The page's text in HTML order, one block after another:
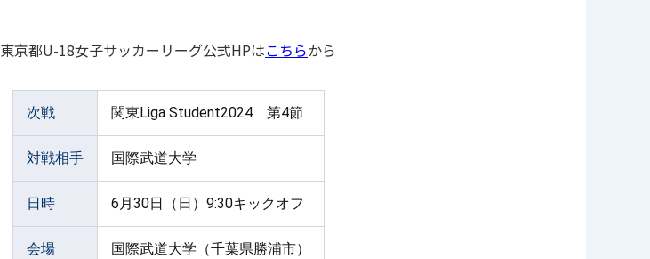
東京都U-18女子サッカーリーグ公式HPはこちらから
次戦 関東Liga Student2024 第4節
対戦相手 国際武道大学
日時 6月30日（日）9:30キックオフ
会場 国際武道大学（千葉県勝浦市）